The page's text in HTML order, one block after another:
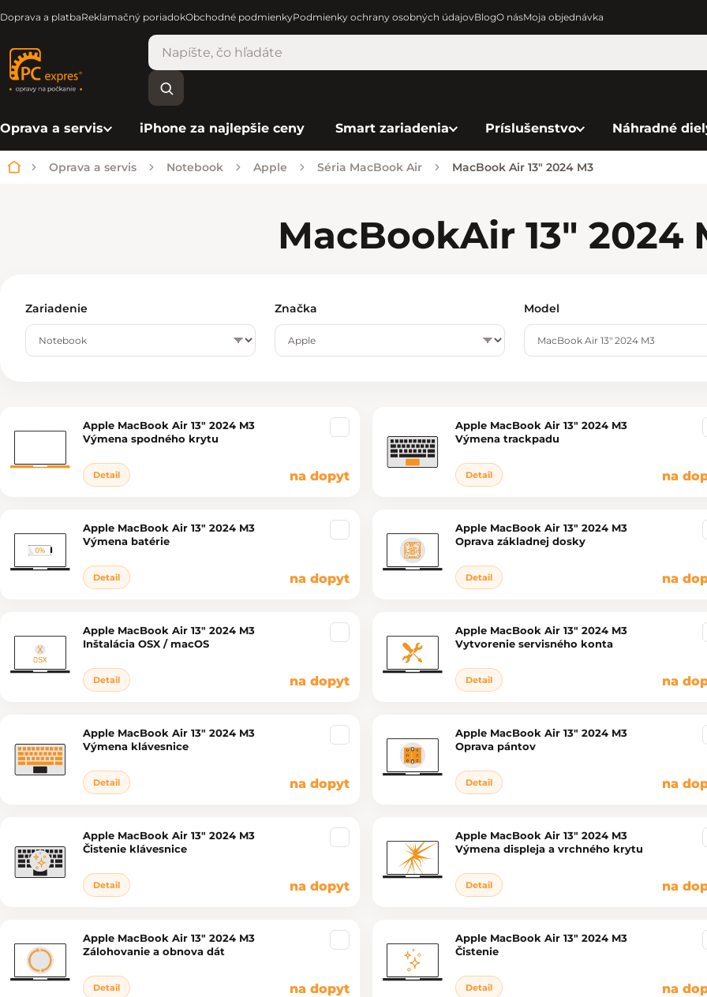
Doprava a platbaReklamačný poriadokObchodné podmienkyPodmienky ochrany osobných údajovBlogO násMoja objednávka
Oprava a servis iPhone za najlepšie ceny Smart zariadenia Príslušenstvo Náhradné
Domov
Oprava a servis Notebook Apple Séria MacBook Air MacBook Air 13" 2024 M3
MacBookAir 13" 2024
Zariadenie Značka Model
Výpis produktov
Apple MacBook Air 13" 2024 M3
Výmena spodného krytu
Detail na dopyt
Apple MacBook Air 13" 2024 M3
Výmena trackpadu
Detail na
Apple MacBook Air 13" 2024 M3
Výmena batérie
Detail na dopyt
Apple MacBook Air 13" 2024 M3
Oprava základnej dosky
Detail na
Apple MacBook Air 13" 2024 M3
Inštalácia OSX / macOS
Detail na dopyt
Apple MacBook Air 13" 2024 M3
Vytvorenie servisného konta
Detail na
Apple MacBook Air 13" 2024 M3
Výmena klávesnice
Detail na dopyt
Apple MacBook Air 13" 2024 M3
Oprava pántov
Detail na
Apple MacBook Air 13" 2024 M3
Čistenie klávesnice
Detail na dopyt
Apple MacBook Air 13" 2024 M3
Výmena displeja a vrchného krytu
Detail na
Apple MacBook Air 13" 2024 M3
Zálohovanie a obnova dát
Detail na dopyt
Apple MacBook Air 13" 2024 M3
Čistenie
Detail na